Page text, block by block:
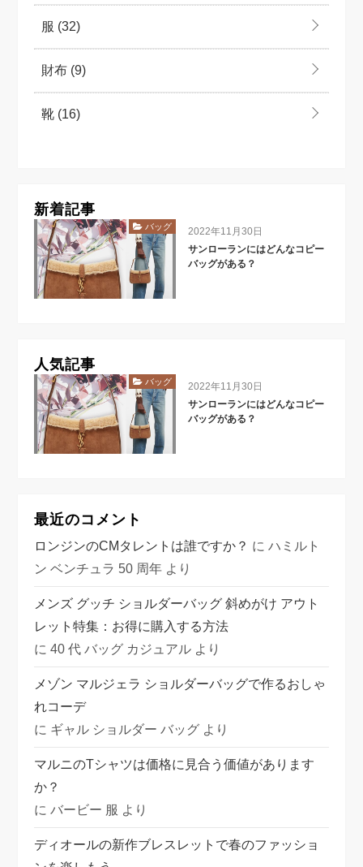
服 (32)
財布 (9)
靴 (16)
新着記事
バッグ
2022年11月30日
サンローランにはどんなコピー
バッグがある？
人気記事
バッグ
2022年11月30日
サンローランにはどんなコピー
バッグがある？
最近のコメント
ロンジンのCMタレントは誰ですか？ にハミルト
ン ベンチュラ 50 周年 より
メンズ グッチ ショルダーバッグ 斜めがけ アウト
レット特集：お得に購入する方法
に40 代 バッグ カジュアル より
メゾン マルジェラ ショルダーバッグで作るおしゃ
れコーデ
に ギャル ショルダー バッグ より
マルニのTシャツは価格に見合う価値があります
か？
にバービー 服 より
ディオールの新作ブレスレットで春のファッショ